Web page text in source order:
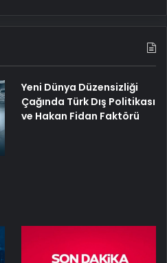
Yeni Dünya Düzensizliği
Çağında Türk Dış Politikası
ve Hakan Fidan Faktörü